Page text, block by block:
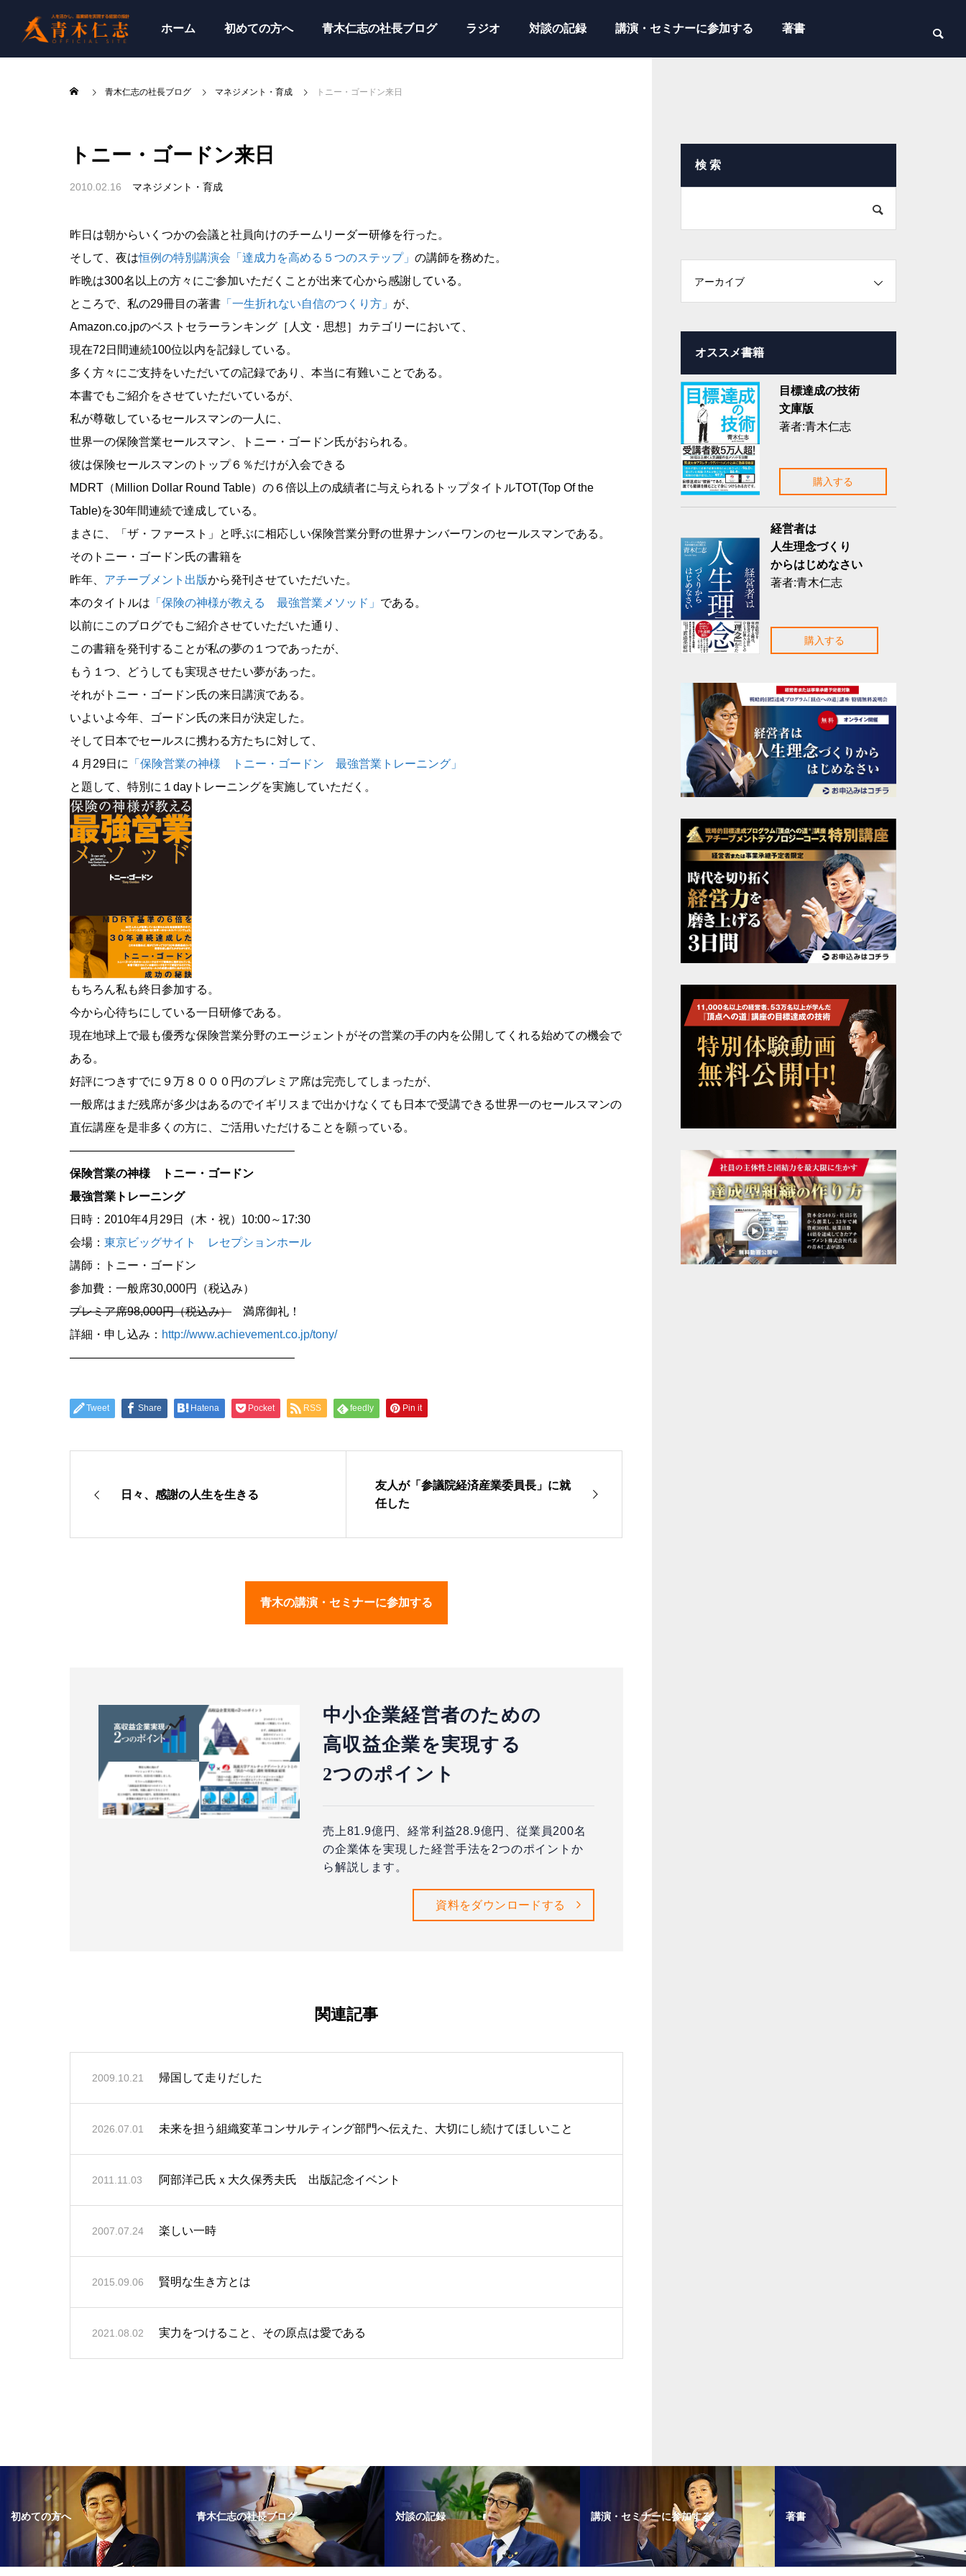
ホーム 初めての方へ 青木仁志の社長ブログ ラジオ 対談の記録 講演・セミナーに参加する 著書
青木仁志の社長ブログ マネジメント・育成 トニー・ゴードン来日
トニー・ゴードン来日
2010.02.16 マネジメント・育成
昨日は朝からいくつかの会議と社員向けのチームリーダー研修を行った。
そして、夜は恒例の特別講演会「達成力を高める５つのステップ」 の講師を務めた。
昨晩は300名以上の方々にご参加いただくことが出来て心から感謝している。
ところで、私の29冊目の著書 「一生折れない自信のつくり方」 が、
Amazon.co.jpのベストセラーランキング［人文・思想］カテゴリーにおいて、
現在72日間連続100位以内を記録している。
多く方々にご支持をいただいての記録であり、本当に有難いことである。
本書でもご紹介をさせていただいているが、
私が尊敬しているセールスマンの一人に、
世界一の保険営業セールスマン、トニー・ゴードン氏がおられる。
彼は保険セールスマンのトップ６％だけが入会できる
MDRT（Million Dollar Round Table）の６倍以上の成績者に与えられるトップタイトルTOT(Top Of the
Table)を30年間連続で達成している。
まさに、「ザ・ファースト」と呼ぶに相応しい保険営業分野の世界ナンバーワンのセールスマンである。
そのトニー・ゴードン氏の書籍を
昨年、 アチーブメント出版から発刊させていただいた。
本のタイトルは 「保険の神様が教える 最強営業メソッド」 である。
以前にこのブログでもご紹介させていただいた通り、
この書籍を発刊することが私の夢の１つであったが、
もう１つ、どうしても実現させたい夢があった。
それがトニー・ゴードン氏の来日講演である。
いよいよ今年、ゴードン氏の来日が決定した。
そして日本でセールスに携わる方たちに対して、
４月29日に
「保険営業の神様 トニー・ゴードン 最強営業トレーニング」
と題して、特別に１dayトレーニングを実施していただく。
もちろん私も終日参加する。
今から心待ちにしている一日研修である。
現在地球上で最も優秀な保険営業分野のエージェントがその営業の手の内を公開してくれる始めての機会で
ある。
好評につきすでに９万８０００円のプレミア席は完売してしまったが、
一般席はまだ残席が多少はあるのでイギリスまで出かけなくても日本で受講できる世界一のセールスマンの
直伝講座を是非多くの方に、ご活用いただけることを願っている。
———————————————————–
保険営業の神様 トニー・ゴードン
最強営業トレーニング
日時：2010年4月29日（木・祝）10:00～17:30
会場： 東京ビッグサイト レセプションホール
講師：トニー・ゴードン
参加費：一般席30,000円（税込み）
プレミア席98,000円（税込み） 満席御礼！
詳細・申し込み： http://www.achievement.co.jp/tony/
———————————————————–
Tweet Share Hatena Pocket RSS feedly Pin it
日々、感謝の人生を生きる
友人が「参議院経済産業委員長」に就
任した
青木の講演・セミナーに参加する
中小企業経営者のための
高収益企業を実現する
2つのポイント
売上81.9億円、経常利益28.9億円、従業員200名
の企業体を実現した経営手法を2つのポイントか
ら解説します。
資料をダウンロードする
関連記事
2009.10.21 帰国して走りだした
2026.07.01 未来を担う組織変革コンサルティング部門へ伝えた、大切にし続けてほしいこと
2011.11.03 阿部洋己氏ｘ大久保秀夫氏 出版記念イベント
2007.07.24 楽しい一時
2015.09.06 賢明な生き方とは
2021.08.02 実力をつけること、その原点は愛である
検 索
アーカイブ
オススメ書籍
目標達成の技術
文庫版
著者:青木仁志
購入する
経営者は
人生理念づくり
からはじめなさい
著者:青木仁志
購入する
初めての方へ 青木仁志の社長ブログ 対談の記録 講演・セミナーに参加する 著書